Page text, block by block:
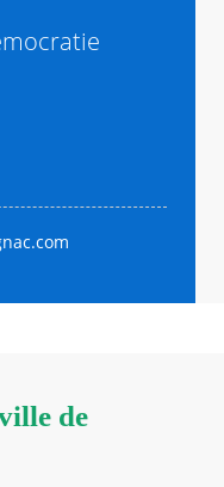
de